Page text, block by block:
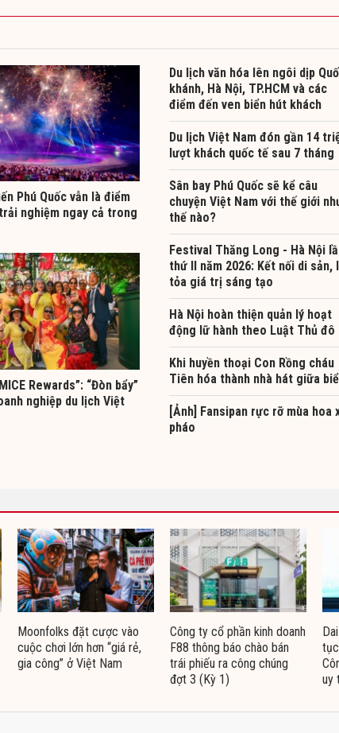
Phú Quốc vẫn là điểm
nghiệm ngay cả trong
Rewards”: “Đòn bẩy”
nghiệp du lịch Việt
Du lịch văn hóa lên ngôi dịp
khánh, Hà Nội, TP.HCM và các
điểm đến ven biển hút khách
Du lịch Việt Nam đón gần 14
lượt khách quốc tế sau 7 tháng
Sân bay Phú Quốc sẽ kể câu
chuyện Việt Nam với thế giới
thế nào?
Festival Thăng Long - Hà Nội
thứ II năm 2026: Kết nối di sản,
tỏa giá trị sáng tạo
Hà Nội hoàn thiện quản lý hoạt
động lữ hành theo Luật Thủ đô
Khi huyền thoại Con Rồng cháu
Tiên hóa thành nhà hát giữa
[Ảnh] Fansipan rực rỡ mùa hoa
pháo
Moonfolks đặt cược vào
cuộc chơi lớn hơn “giá rẻ,
gia công” ở Việt Nam
Công ty cổ phần kinh doanh
F88 thông báo chào bán
trái phiếu ra công chúng
đợt 3 (Kỳ 1)
uy